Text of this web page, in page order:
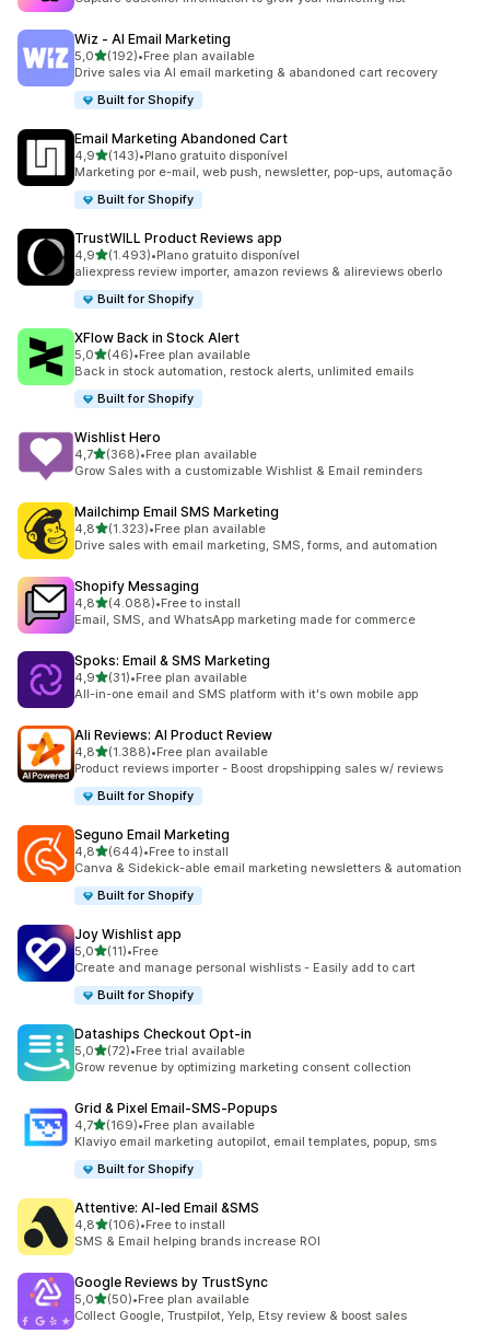
Wiz ‑ AI Email Marketing
5,0de 5 estrelas
(192)
192 total de avaliações
•Free plan available
Drive sales via AI email marketing & abandoned cart recovery
Built for Shopify
Email Marketing Abandoned Cart
4,9de 5 estrelas
(143)
143 total de avaliações
•Plano gratuito disponível
Marketing por e-mail, web push, newsletter, pop-ups, automação
Built for Shopify
TrustWILL Product Reviews app
4,9de 5 estrelas
(1.493)
1493 total de avaliações
•Plano gratuito disponível
aliexpress review importer, amazon reviews & alireviews oberlo
Built for Shopify
XFlow Back in Stock Alert
5,0de 5 estrelas
(46)
46 total de avaliações
•Free plan available
Back in stock automation, restock alerts, unlimited emails
Built for Shopify
Wishlist Hero
4,7de 5 estrelas
(368)
368 total de avaliações
•Free plan available
Grow Sales with a customizable Wishlist & Email reminders
Mailchimp Email SMS Marketing
4,8de 5 estrelas
(1.323)
1323 total de avaliações
•Free plan available
Drive sales with email marketing, SMS, forms, and automation
Shopify Messaging
4,8de 5 estrelas
(4.088)
4088 total de avaliações
•Free to install
Email, SMS, and WhatsApp marketing made for commerce
Spoks: Email & SMS Marketing
4,9de 5 estrelas
(31)
31 total de avaliações
•Free plan available
All-in-one email and SMS platform with it's own mobile app
Ali Reviews: AI Product Review
4,8de 5 estrelas
(1.388)
1388 total de avaliações
•Free plan available
Product reviews importer - Boost dropshipping sales w/ reviews
Built for Shopify
Seguno Email Marketing
4,8de 5 estrelas
(644)
644 total de avaliações
•Free to install
Canva & Sidekick-able email marketing newsletters & automation
Built for Shopify
Joy Wishlist app
5,0de 5 estrelas
(11)
11 total de avaliações
•Free
Create and manage personal wishlists - Easily add to cart
Built for Shopify
Dataships Checkout Opt‑in
5,0de 5 estrelas
(72)
72 total de avaliações
•Free trial available
Grow revenue by optimizing marketing consent collection
Grid & Pixel Email‑SMS‑Popups
4,7de 5 estrelas
(169)
169 total de avaliações
•Free plan available
Klaviyo email marketing autopilot, email templates, popup, sms
Built for Shopify
Attentive: AI‑led Email &SMS
4,8de 5 estrelas
(106)
106 total de avaliações
•Free to install
SMS & Email helping brands increase ROI
Google Reviews by TrustSync
5,0de 5 estrelas
(50)
50 total de avaliações
•Free plan available
Collect Google, Trustpilot, Yelp, Etsy review & boost sales